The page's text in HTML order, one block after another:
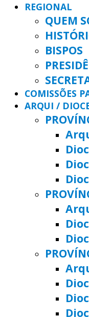
REGIONAL
QUEM
BISPOS
COMISSÕES
ARQUI /